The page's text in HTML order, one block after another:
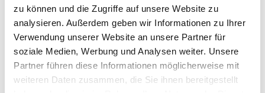
zu können und die Zugriffe auf unsere Website zu
analysieren. Außerdem geben wir Informationen zu Ihrer
Verwendung unserer Website an unsere Partner für
soziale Medien, Werbung und Analysen weiter. Unsere
Partner führen diese Informationen möglicherweise mit
weiteren Daten zusammen, die Sie ihnen bereitgestellt